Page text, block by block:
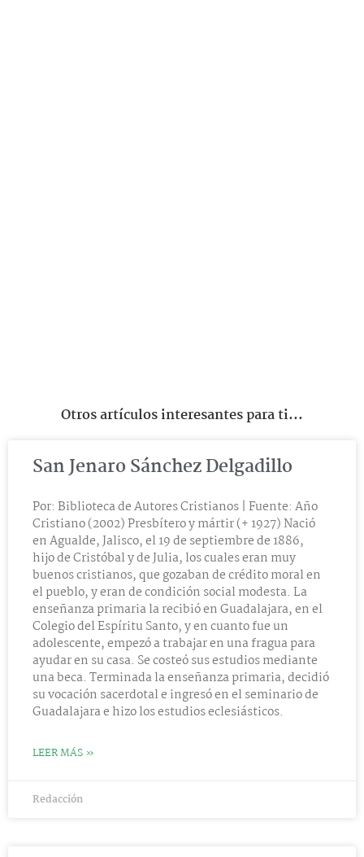
Otros artículos interesantes para ti...
San Jenaro Sánchez Delgadillo
Por: Biblioteca de Autores Cristianos | Fuente: Año
Cristiano (2002) Presbítero y mártir (+ 1927) Nació
en Agualde, Jalisco, el 19 de septiembre de 1886,
hijo de Cristóbal y de Julia, los cuales eran muy
buenos cristianos, que gozaban de crédito moral en
el pueblo, y eran de condición social modesta. La
enseñanza primaria la recibió en Guadalajara, en el
Colegio del Espíritu Santo, y en cuanto fue un
adolescente, empezó a trabajar en una fragua para
ayudar en su casa. Se costeó sus estudios mediante
una beca. Terminada la enseñanza primaria, decidió
su vocación sacerdotal e ingresó en el seminario de
Guadalajara e hizo los estudios eclesiásticos.
LEER MÁS »
Redacción